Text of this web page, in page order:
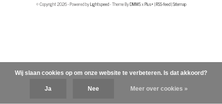
© Copyright 2026 - Powered byLightspeed- Theme ByDMWSxPlus+|RSS-feed|Sitemap
Wij slaan cookies op om onze website te verbeteren. Is dat akkoord?
Ja Nee Meer over cookies »